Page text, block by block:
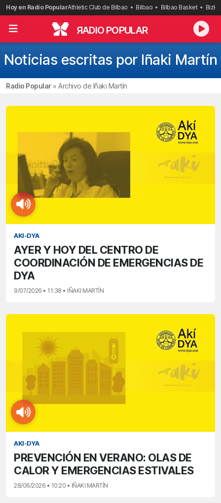
Saltar
al
contenido
Hoy en Radio PopularAthletic Club de Bilbao Bilbao Bilbao Basket
RADIO POPULAR
Noticias escritas por Iñaki Martín
Radio Popular» Archivo de Iñaki Martín
AKI-DYA
AYER Y HOY DEL CENTRO DE
COORDINACIÓN DE EMERGENCIAS DE
DYA
9/07/2026 • 11:38 • IÑAKI MARTÍN
AKI-DYA
PREVENCIÓN EN VERANO: OLAS DE
CALOR Y EMERGENCIAS ESTIVALES
28/06/2026 • 10:20 • IÑAKI MARTÍN